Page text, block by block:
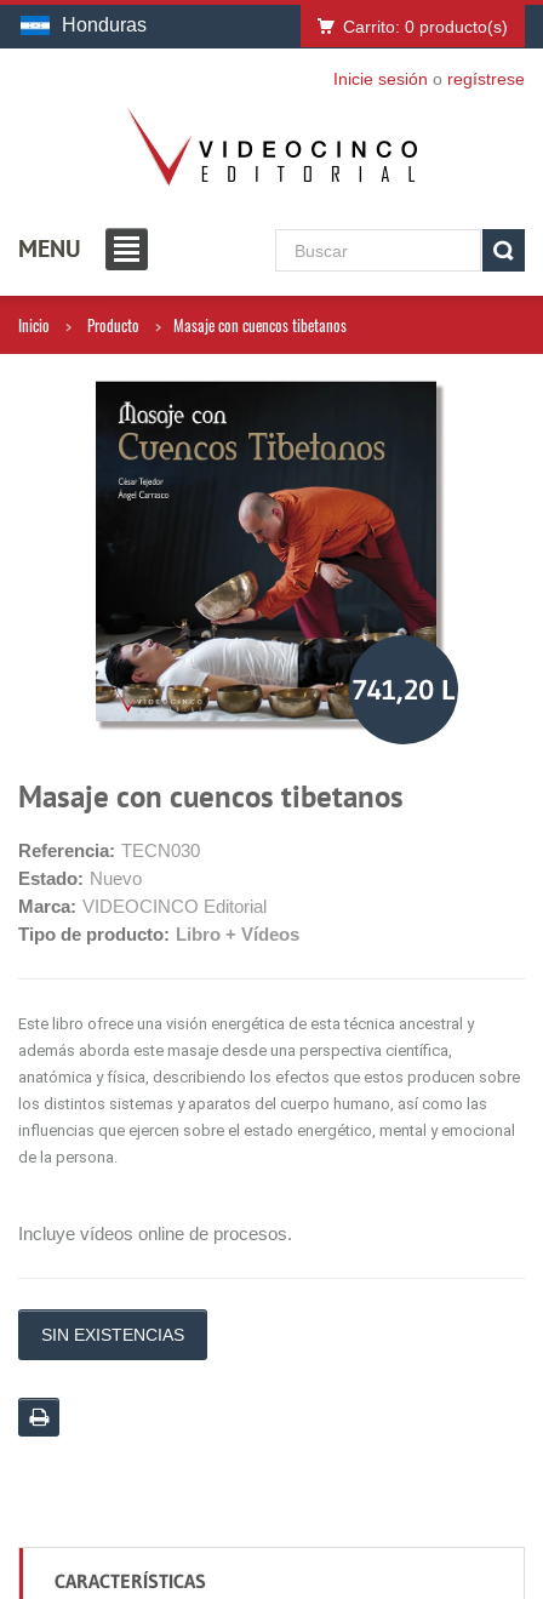
Honduras Carrito: 0 producto(s)
Inicie sesión o regístrese
MENU
Inicio Producto Masaje con cuencos tibetanos
741,20 L
Masaje con cuencos tibetanos
Referencia: TECN030
Estado: Nuevo
Marca: VIDEOCINCO Editorial
Tipo de producto: Libro + Vídeos
Este libro ofrece una visión energética de esta técnica ancestral y
además aborda este masaje desde una perspectiva científica,
anatómica y física, describiendo los efectos que estos producen sobre
los distintos sistemas y aparatos del cuerpo humano, así como las
influencias que ejercen sobre el estado energético, mental y emocional
de la persona.
Incluye vídeos online de procesos.
SIN EXISTENCIAS
CARACTERÍSTICAS